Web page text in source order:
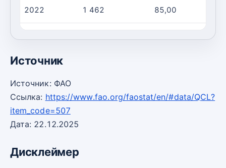
2022 1 462 85,00
Источник
Источник: ФАО
Ссылка: https://www.fao.org/faostat/en/#data/QCL?
item_code=507
Дата: 22.12.2025
Дисклеймер